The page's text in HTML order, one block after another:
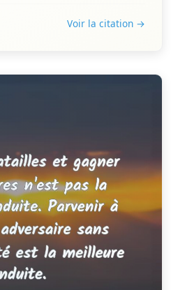
Voir la citation →